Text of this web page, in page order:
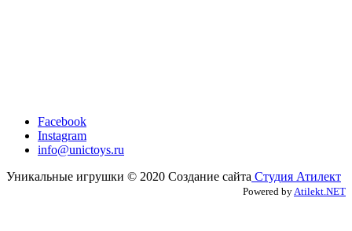
Facebook
Instagram
info@unictoys.ru
Уникальные игрушки © 2020 Создание сайта Студия Атилект
Powered by Atilekt.NET